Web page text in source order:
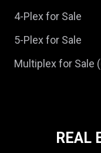
4-Plex for Sale
5-Plex for Sale
Multiplex for Sale
REAL